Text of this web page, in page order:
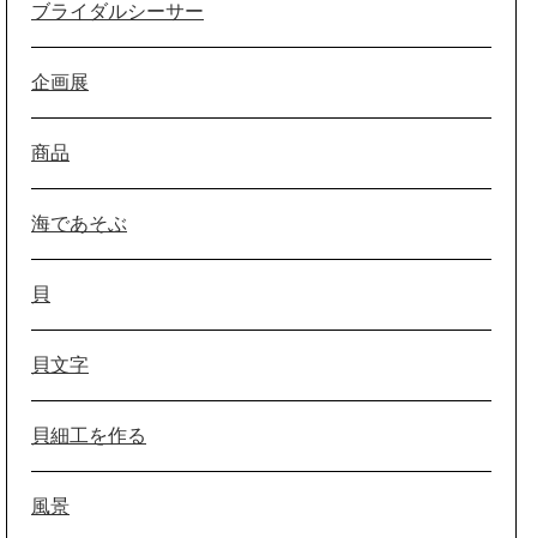
ブライダルシーサー
企画展
商品
海であそぶ
貝
貝文字
貝細工を作る
風景